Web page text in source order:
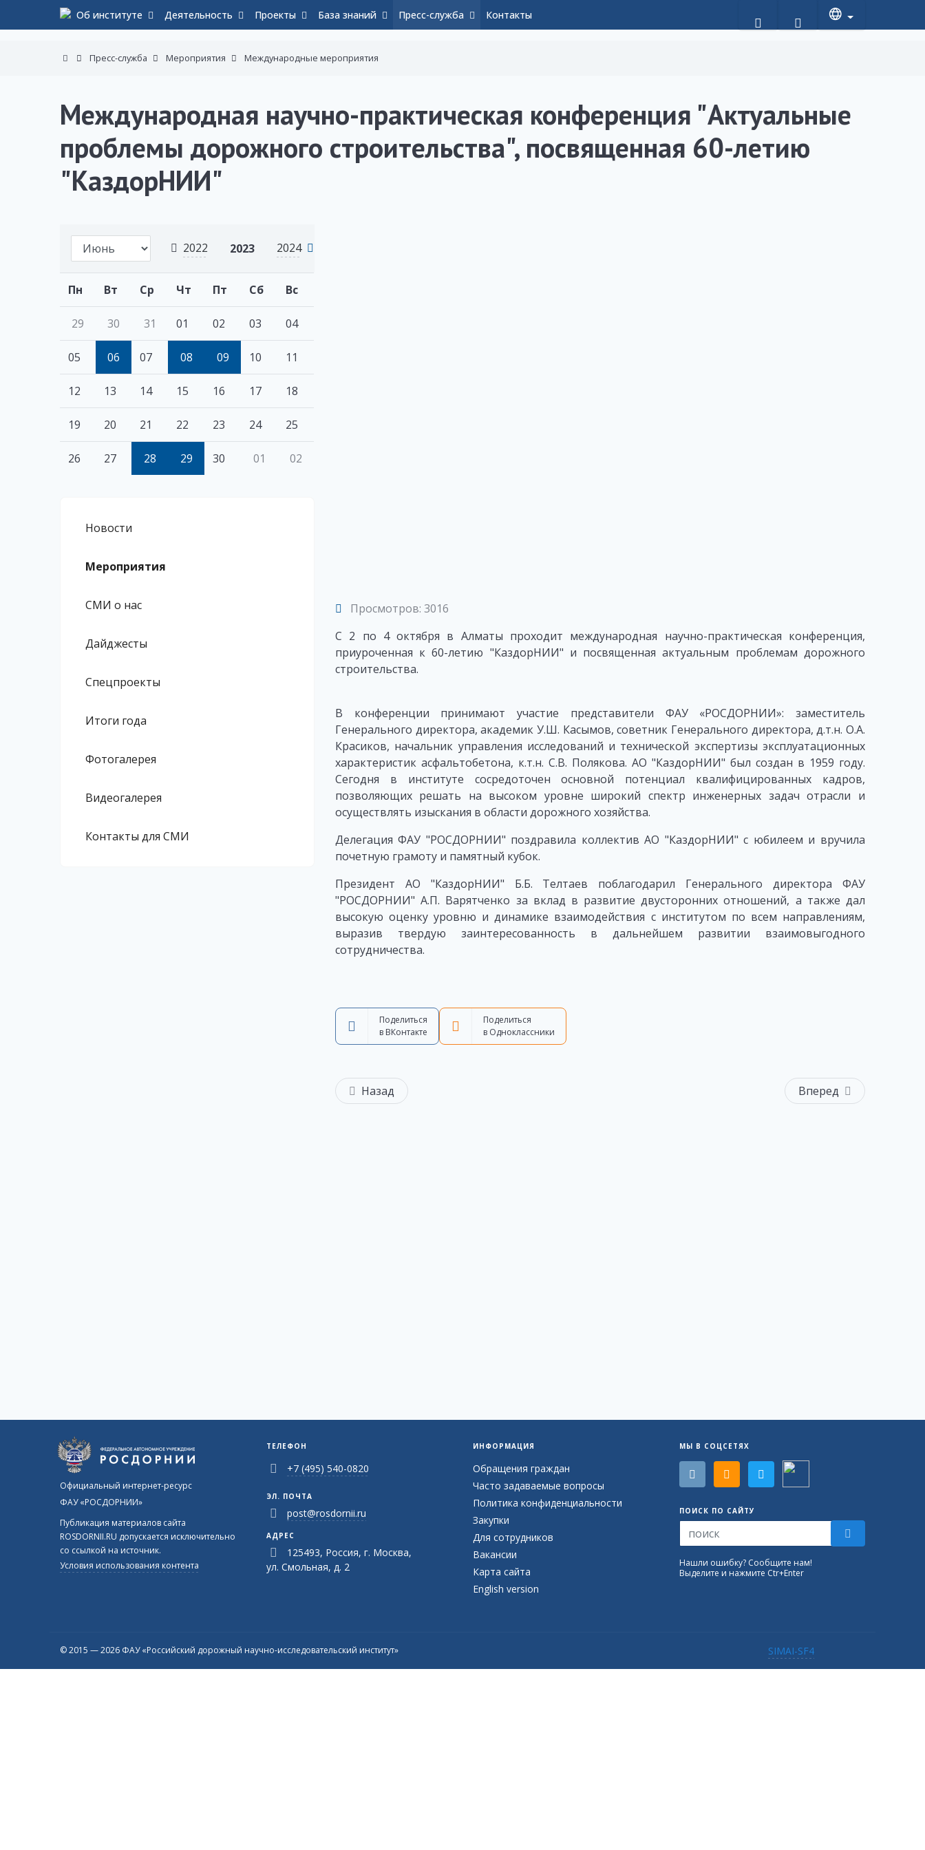
Об институте Деятельность Проекты База знаний Пресс-служба Контакты
Пресс-служба Мероприятия Международные мероприятия
Международная научно-практическая конференция "Актуальные
проблемы дорожного строительства", посвященная 60-летию
"КаздорНИИ"
2022 2023 2024
Пн Вт Ср Чт Пт Сб Вс
29 30 31 01 02 03 04
05 06 07 08 09 10 11
12 13 14 15 16 17 18
19 20 21 22 23 24 25
26 27 28 29 30 01 02
Новости
Мероприятия
СМИ о нас
Дайджесты
Спецпроекты
Итоги года
Фотогалерея
Видеогалерея
Контакты для СМИ
Просмотров: 3016
С 2 по 4 октября в Алматы проходит международная научно-практическая конференция,
приуроченная к 60-летию "КаздорНИИ" и посвященная актуальным проблемам дорожного
строительства.
В конференции принимают участие представители ФАУ «РОСДОРНИИ»: заместитель
Генерального директора, академик У.Ш. Касымов, советник Генерального директора, д.т.н. О.А.
Красиков, начальник управления исследований и технической экспертизы эксплуатационных
характеристик асфальтобетона, к.т.н. С.В. Полякова. АО "КаздорНИИ" был создан в 1959 году.
Сегодня в институте сосредоточен основной потенциал квалифицированных кадров,
позволяющих решать на высоком уровне широкий спектр инженерных задач отрасли и
осуществлять изыскания в области дорожного хозяйства.
Делегация ФАУ "РОСДОРНИИ" поздравила коллектив АО "КаздорНИИ" с юбилеем и вручила
почетную грамоту и памятный кубок.
Президент АО "КаздорНИИ" Б.Б. Телтаев поблагодарил Генерального директора ФАУ
"РОСДОРНИИ" А.П. Варятченко за вклад в развитие двусторонних отношений, а также дал
высокую оценку уровню и динамике взаимодействия с институтом по всем направлениям,
выразив твердую заинтересованность в дальнейшем развитии взаимовыгодного
сотрудничества.
Поделиться
в ВКонтакте
Поделиться
в Одноклассники
Назад Вперед
Официальный интернет-ресурс
ФАУ «РОСДОРНИИ»
Публикация материалов сайта
ROSDORNII.RU допускается исключительно
со ссылкой на источник.
Условия использования контента
ТЕЛЕФОН
+7 (495) 540-0820
ЭЛ. ПОЧТА
post@rosdornii.ru
АДРЕС
125493, Россия, г. Москва,
ул. Смольная, д. 2
ИНФОРМАЦИЯ
Обращения граждан
Часто задаваемые вопросы
Политика конфиденциальности
Закупки
Для сотрудников
Вакансии
Карта сайта
English version
МЫ В СОЦСЕТЯХ
ПОИСК ПО САЙТУ
Нашли ошибку? Сообщите нам!
Выделите и нажмите Ctr+Enter
© 2015 — 2026 ФАУ «Российский дорожный научно-исследовательский институт» SIMAI-SF4